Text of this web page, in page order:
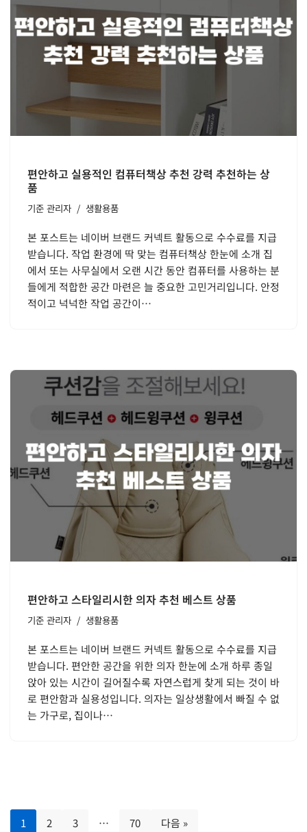
편안하고 실용적인 컴퓨터책상 추천 강력 추천하는 상
품
기준 관리자 생활용품
본 포스트는 네이버 브랜드 커넥트 활동으로 수수료를 지급
받습니다. 작업 환경에 딱 맞는 컴퓨터책상 한눈에 소개 집
에서 또는 사무실에서 오랜 시간 동안 컴퓨터를 사용하는 분
들에게 적합한 공간 마련은 늘 중요한 고민거리입니다. 안정
적이고 넉넉한 작업 공간이…
편안하고 스타일리시한 의자 추천 베스트 상품
기준 관리자 생활용품
본 포스트는 네이버 브랜드 커넥트 활동으로 수수료를 지급
받습니다. 편안한 공간을 위한 의자 한눈에 소개 하루 종일
앉아 있는 시간이 길어질수록 자연스럽게 찾게 되는 것이 바
로 편안함과 실용성입니다. 의자는 일상생활에서 빠질 수 없
는 가구로, 집이나…
1 2 3 … 70 다음 »